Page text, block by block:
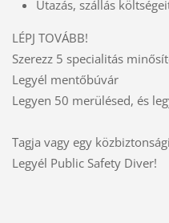
Utazás, szállás
LÉPJ TOVÁBB!
Szerezz 5 specialitás
Legyél mentőbúvár
Legyen 50 merülésed, és
Tagja vagy egy
Legyél Public Safety Diver!